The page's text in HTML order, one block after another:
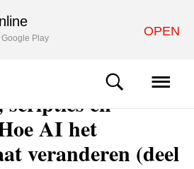
scripties en
AI het
veranderen (deel
Play OPEN